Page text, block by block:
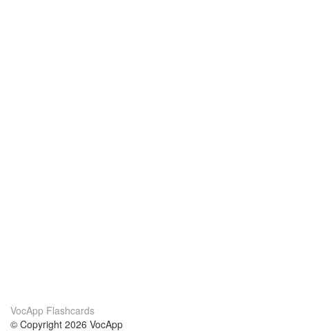
VocApp Flashcards
© Copyright 2026 VocApp